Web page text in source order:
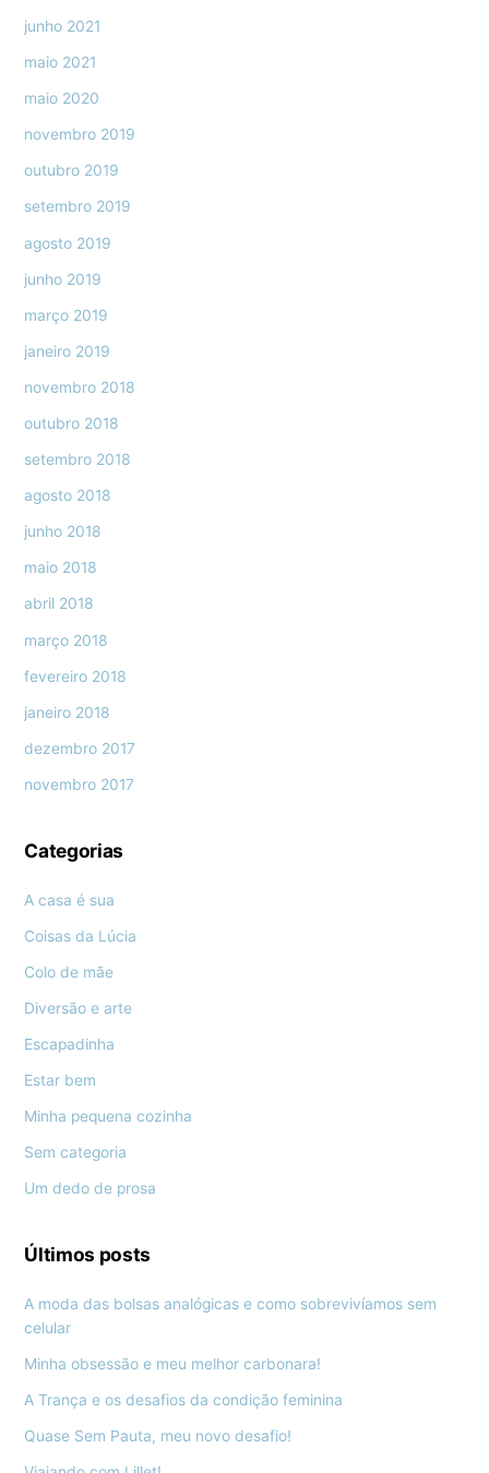
junho 2021
maio 2021
maio 2020
novembro 2019
outubro 2019
setembro 2019
agosto 2019
junho 2019
março 2019
janeiro 2019
novembro 2018
outubro 2018
setembro 2018
agosto 2018
junho 2018
maio 2018
abril 2018
março 2018
fevereiro 2018
janeiro 2018
dezembro 2017
novembro 2017
Categorias
A casa é sua
Coisas da Lúcia
Colo de mãe
Diversão e arte
Escapadinha
Estar bem
Minha pequena cozinha
Sem categoria
Um dedo de prosa
Últimos posts
A moda das bolsas analógicas e como sobrevivíamos sem
celular
Minha obsessão e meu melhor carbonara!
A Trança e os desafios da condição feminina
Quase Sem Pauta, meu novo desafio!